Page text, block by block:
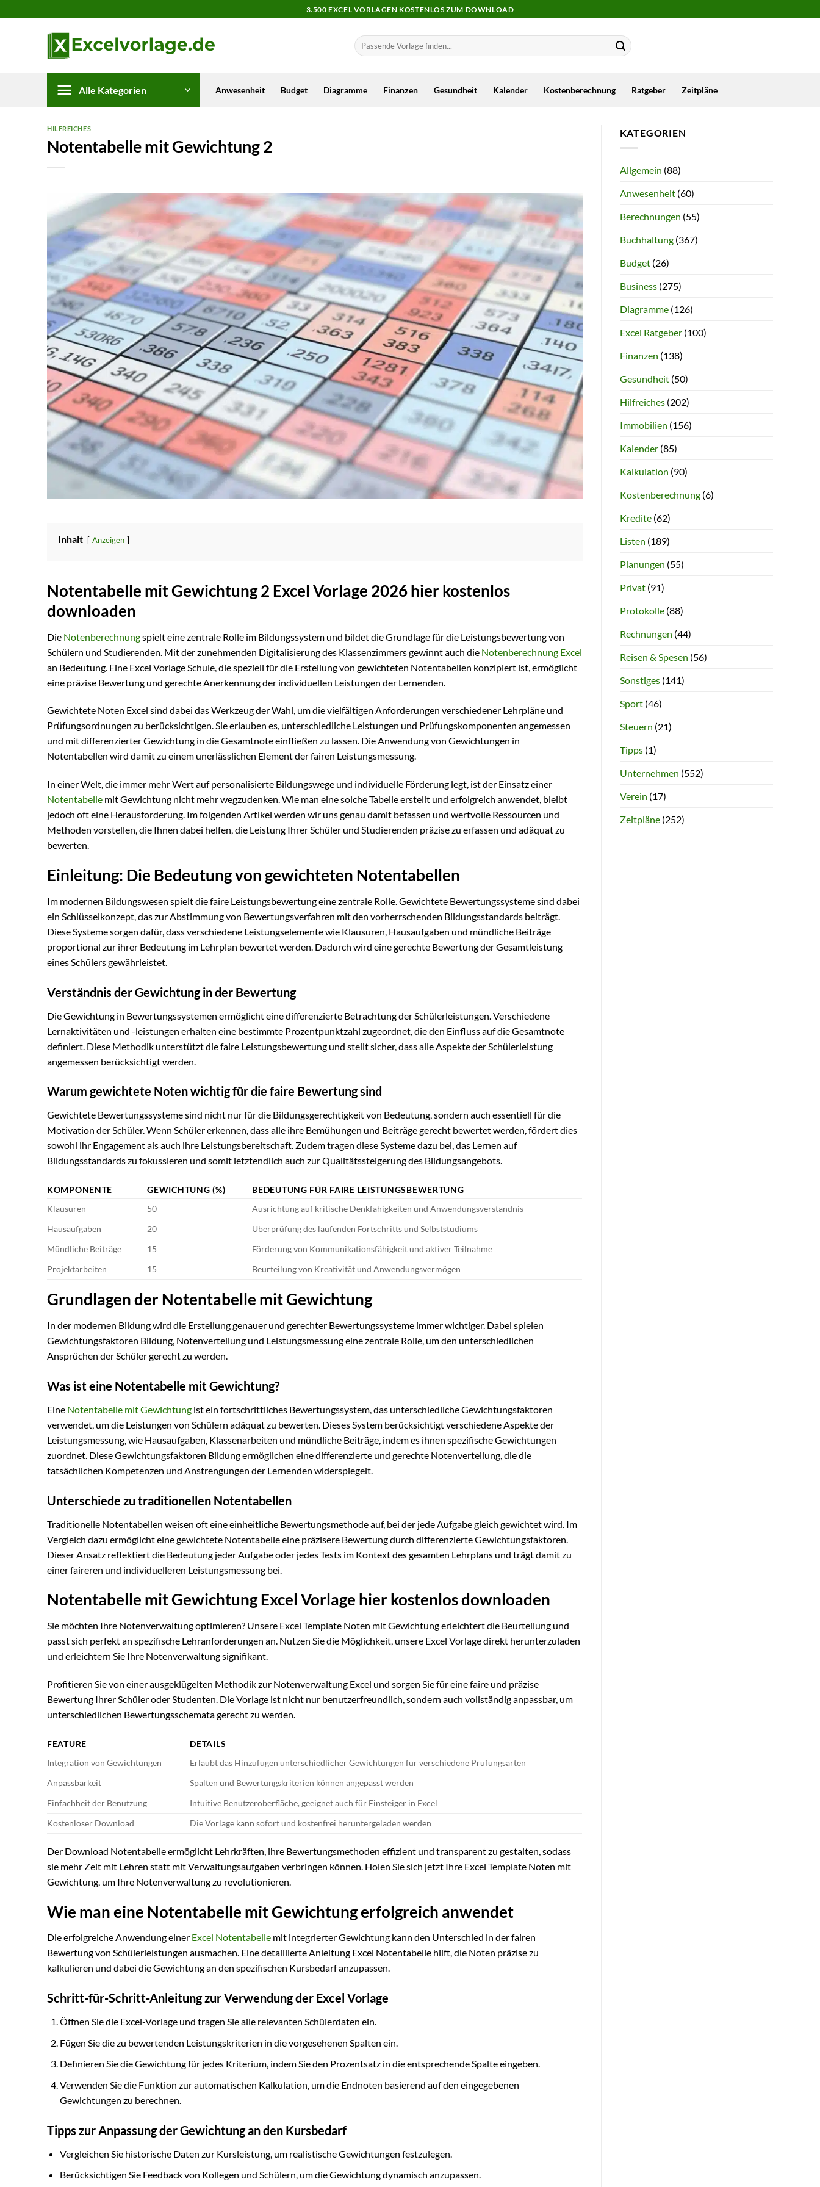
Inhalt
3.500 EXCEL VORLAGEN KOSTENLOS ZUM DOWNLOAD
Alle Kategorien Anwesenheit Budget Diagramme Finanzen Gesundheit Kalender Kostenberechnung Ratgeber Zeitpläne
HILFREICHES
Notentabelle mit Gewichtung 2
Inhalt Anzeigen
Notentabelle mit Gewichtung 2 Excel Vorlage 2026 hier kostenlos
downloaden
Die Notenberechnungspielt eine zentrale Rolle im Bildungssystem und bildet die Grundlage für die Leistungsbewertung von
Schülern und Studierenden. Mit der zunehmenden Digitalisierung des Klassenzimmers gewinnt auch die Notenberechnung Excel
an Bedeutung. Eine Excel Vorlage Schule, die speziell für die Erstellung von gewichteten Notentabellen konzipiert ist, ermöglicht
eine präzise Bewertung und gerechte Anerkennung der individuellen Leistungen der Lernenden.
Gewichtete Noten Excel sind dabei das Werkzeug der Wahl, um die vielfältigen Anforderungen verschiedener Lehrpläne und
Prüfungsordnungen zu berücksichtigen. Sie erlauben es, unterschiedliche Leistungen und Prüfungskomponenten angemessen
und mit differenzierter Gewichtung in die Gesamtnote einfließen zu lassen. Die Anwendung von Gewichtungen in
Notentabellen wird damit zu einem unerlässlichen Element der fairen Leistungsmessung.
In einer Welt, die immer mehr Wert auf personalisierte Bildungswege und individuelle Förderung legt, ist der Einsatz einer
Notentabelle mit Gewichtung nicht mehr wegzudenken. Wie man eine solche Tabelle erstellt und erfolgreich anwendet, bleibt
jedoch oft eine Herausforderung. Im folgenden Artikel werden wir uns genau damit befassen und wertvolle Ressourcen und
Methoden vorstellen, die Ihnen dabei helfen, die Leistung Ihrer Schüler und Studierenden präzise zu erfassen und adäquat zu
bewerten.
Einleitung: Die Bedeutung von gewichteten Notentabellen
Im modernen Bildungswesen spielt die faire Leistungsbewertung eine zentrale Rolle. Gewichtete Bewertungssysteme sind dabei
ein Schlüsselkonzept, das zur Abstimmung von Bewertungsverfahren mit den vorherrschenden Bildungsstandards beiträgt.
Diese Systeme sorgen dafür, dass verschiedene Leistungselemente wie Klausuren, Hausaufgaben und mündliche Beiträge
proportional zur ihrer Bedeutung im Lehrplan bewertet werden. Dadurch wird eine gerechte Bewertung der Gesamtleistung
eines Schülers gewährleistet.
Verständnis der Gewichtung in der Bewertung
Die Gewichtung in Bewertungssystemen ermöglicht eine differenzierte Betrachtung der Schülerleistungen. Verschiedene
Lernaktivitäten und -leistungen erhalten eine bestimmte Prozentpunktzahl zugeordnet, die den Einfluss auf die Gesamtnote
definiert. Diese Methodik unterstützt die faire Leistungsbewertung und stellt sicher, dass alle Aspekte der Schülerleistung
angemessen berücksichtigt werden.
Warum gewichtete Noten wichtig für die faire Bewertung sind
Gewichtete Bewertungssysteme sind nicht nur für die Bildungsgerechtigkeit von Bedeutung, sondern auch essentiell für die
Motivation der Schüler. Wenn Schüler erkennen, dass alle ihre Bemühungen und Beiträge gerecht bewertet werden, fördert dies
sowohl ihr Engagement als auch ihre Leistungsbereitschaft. Zudem tragen diese Systeme dazu bei, das Lernen auf
Bildungsstandards zu fokussieren und somit letztendlich auch zur Qualitätssteigerung des Bildungsangebots.
KOMPONENTE GEWICHTUNG (%)
BEDEUTUNG FÜR FAIRE LEISTUNGSBEWERTUNG
Klausuren
50
Ausrichtung auf kritische Denkfähigkeiten und Anwendungsverständnis
Hausaufgaben
20
Überprüfung des laufenden Fortschritts und Selbststudiums
Mündliche Beiträge
15
Förderung von Kommunikationsfähigkeit und aktiver Teilnahme
Projektarbeiten
15 Beurteilung von Kreativität und Anwendungsvermögen
Grundlagen der Notentabelle mit Gewichtung
In der modernen Bildung wird die Erstellung genauer und gerechter Bewertungssysteme immer wichtiger. Dabei spielen
Gewichtungsfaktoren Bildung, Notenverteilung und Leistungsmessung eine zentrale Rolle, um den unterschiedlichen
Ansprüchen der Schüler gerecht zu werden.
Was ist eine Notentabelle mit Gewichtung?
Eine Notentabelle mit Gewichtung ist ein fortschrittliches Bewertungssystem, das unterschiedliche Gewichtungsfaktoren
verwendet, um die Leistungen von Schülern adäquat zu bewerten. Dieses System berücksichtigt verschiedene Aspekte der
Leistungsmessung, wie Hausaufgaben, Klassenarbeiten und mündliche Beiträge, indem es ihnen spezifische Gewichtungen
zuordnet. Diese Gewichtungsfaktoren Bildung ermöglichen eine differenzierte und gerechte Notenverteilung, die die
tatsächlichen Kompetenzen und Anstrengungen der Lernenden widerspiegelt.
Unterschiede zu traditionellen Notentabellen
Traditionelle Notentabellen weisen oft eine einheitliche Bewertungsmethode auf, bei der jede Aufgabe gleich gewichtet wird. Im
Vergleich dazu ermöglicht eine gewichtete Notentabelle eine präzisere Bewertung durch differenzierte Gewichtungsfaktoren.
Dieser Ansatz reflektiert die Bedeutung jeder Aufgabe oder jedes Tests im Kontext des gesamten Lehrplans und trägt damit zu
einer faireren und individuelleren Leistungsmessung bei.
Notentabelle mit Gewichtung Excel Vorlage hier kostenlos downloaden
Sie möchten Ihre Notenverwaltung optimieren? Unsere Excel Template Noten mit Gewichtung erleichtert die Beurteilung und
passt sich perfekt an spezifische Lehranforderungen an. Nutzen Sie die Möglichkeit, unsere Excel Vorlage direkt herunterzuladen
und erleichtern Sie Ihre Notenverwaltung signifikant.
Profitieren Sie von einer ausgeklügelten Methodik zur Notenverwaltung Excel und sorgen Sie für eine faire und präzise
Bewertung Ihrer Schüler oder Studenten. Die Vorlage ist nicht nur benutzerfreundlich, sondern auch vollständig anpassbar, um
unterschiedlichen Bewertungsschemata gerecht zu werden.
FEATURE
DETAILS
Integration von Gewichtungen
Erlaubt das Hinzufügen unterschiedlicher Gewichtungen für verschiedene Prüfungsarten
Anpassbarkeit
Spalten und Bewertungskriterien können angepasst werden
Einfachheit der Benutzung
Intuitive Benutzeroberfläche, geeignet auch für Einsteiger in Excel
Kostenloser Download
Die Vorlage kann sofort und kostenfrei heruntergeladen werden
Der Download Notentabelle ermöglicht Lehrkräften, ihre Bewertungsmethoden effizient und transparent zu gestalten, sodass
sie mehr Zeit mit Lehren statt mit Verwaltungsaufgaben verbringen können. Holen Sie sich jetzt Ihre Excel Template Noten mit
Gewichtung, um Ihre Notenverwaltung zu revolutionieren.
Wie man eine Notentabelle mit Gewichtung erfolgreich anwendet
Die erfolgreiche Anwendung einer Excel Notentabelle mit integrierter Gewichtung kann den Unterschied in der fairen
Bewertung von Schülerleistungen ausmachen. Eine detaillierte Anleitung Excel Notentabelle hilft, die Noten präzise zu
kalkulieren und dabei die Gewichtung an den spezifischen Kursbedarf anzupassen.
Schritt-für-Schritt-Anleitung zur Verwendung der Excel Vorlage
Öffnen Sie die Excel-Vorlage und tragen Sie alle relevanten Schülerdaten ein.
Fügen Sie die zu bewertenden Leistungskriterien in die vorgesehenen Spalten ein.
Definieren Sie die Gewichtung für jedes Kriterium, indem Sie den Prozentsatz in die entsprechende Spalte eingeben.
Verwenden Sie die Funktion zur automatischen Kalkulation, um die Endnoten basierend auf den eingegebenen
Gewichtungen zu berechnen.
Tipps zur Anpassung der Gewichtung an den Kursbedarf
Vergleichen Sie historische Daten zur Kursleistung, um realistische Gewichtungen festzulegen.
Berücksichtigen Sie Feedback von Kollegen und Schülern, um die Gewichtung dynamisch anzupassen.
KATEGORIEN
Allgemein (88)
Anwesenheit(60)
Berechnungen (55)
Buchhaltung(367)
Budget(26)
Business(275)
Diagramme(126)
Excel Ratgeber(100)
Finanzen (138)
Gesundheit(50)
Hilfreiches(202)
Immobilien (156)
Kalender(85)
Kalkulation (90)
Kostenberechnung(6)
Kredite(62)
Listen (189)
Planungen (55)
Privat(91)
Protokolle(88)
Rechnungen (44)
Reisen & Spesen (56)
Sonstiges(141)
Sport(46)
Steuern (21)
Tipps(1)
Unternehmen (552)
Verein (17)
Zeitpläne(252)